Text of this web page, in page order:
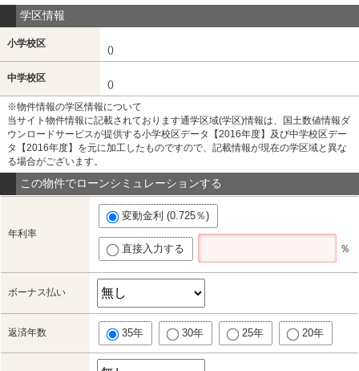
学区情報
小学校区
()
中学校区
()
※物件情報の学区情報について
当サイト物件情報に記載されております通学区域(学区)情報は、国土数値情報ダ
ウンロードサービスが提供する小学校区データ【2016年度】及び中学校区デー
タ【2016年度】を元に加工したものですので、記載情報が現在の学区域と異な
る場合がございます。
この物件でローンシミュレーションする
年利率
変動金利 (0.725％)
直接入力する ％
ボーナス払い
返済年数 35年 30年 25年 20年